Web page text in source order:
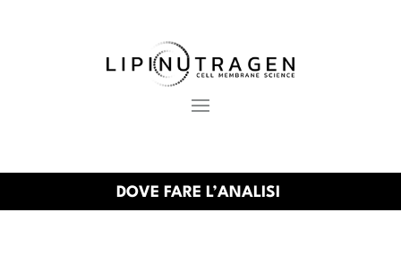
DOVE FARE L’ANALISI